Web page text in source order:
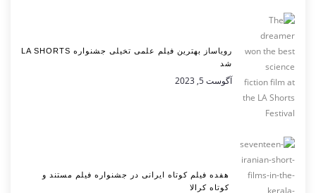
رویاساز بهترین فیلم علمی تخیلی جشنواره LA SHORTS
شد
آگوست 5, 2023
هفده فیلم کوتاه ایرانی در جشنواره فیلم مستند و
کوتاه کرالا